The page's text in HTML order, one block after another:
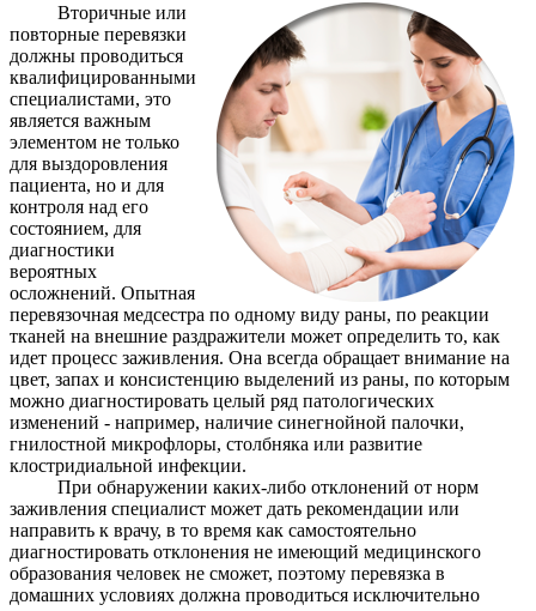
Вторичные или
повторные перевязки
должны проводиться
квалифицированными
специалистами, это
является важным
элементом не только
для выздоровления
пациента, но и для
контроля над его
состоянием, для
диагностики
вероятных
осложнений. Опытная
перевязочная медсестра по одному виду раны, по реакции
тканей на внешние раздражители может определить то, как
идет процесс заживления. Она всегда обращает внимание на
цвет, запах и консистенцию выделений из раны, по которым
можно диагностировать целый ряд патологических
изменений - например, наличие синегнойной палочки,
гнилостной микрофлоры, столбняка или развитие
клостридиальной инфекции.
При обнаружении каких-либо отклонений от норм
заживления специалист может дать рекомендации или
направить к врачу, в то время как самостоятельно
диагностировать отклонения не имеющий медицинского
образования человек не сможет, поэтому перевязка в
домашних условиях должна проводиться исключительно